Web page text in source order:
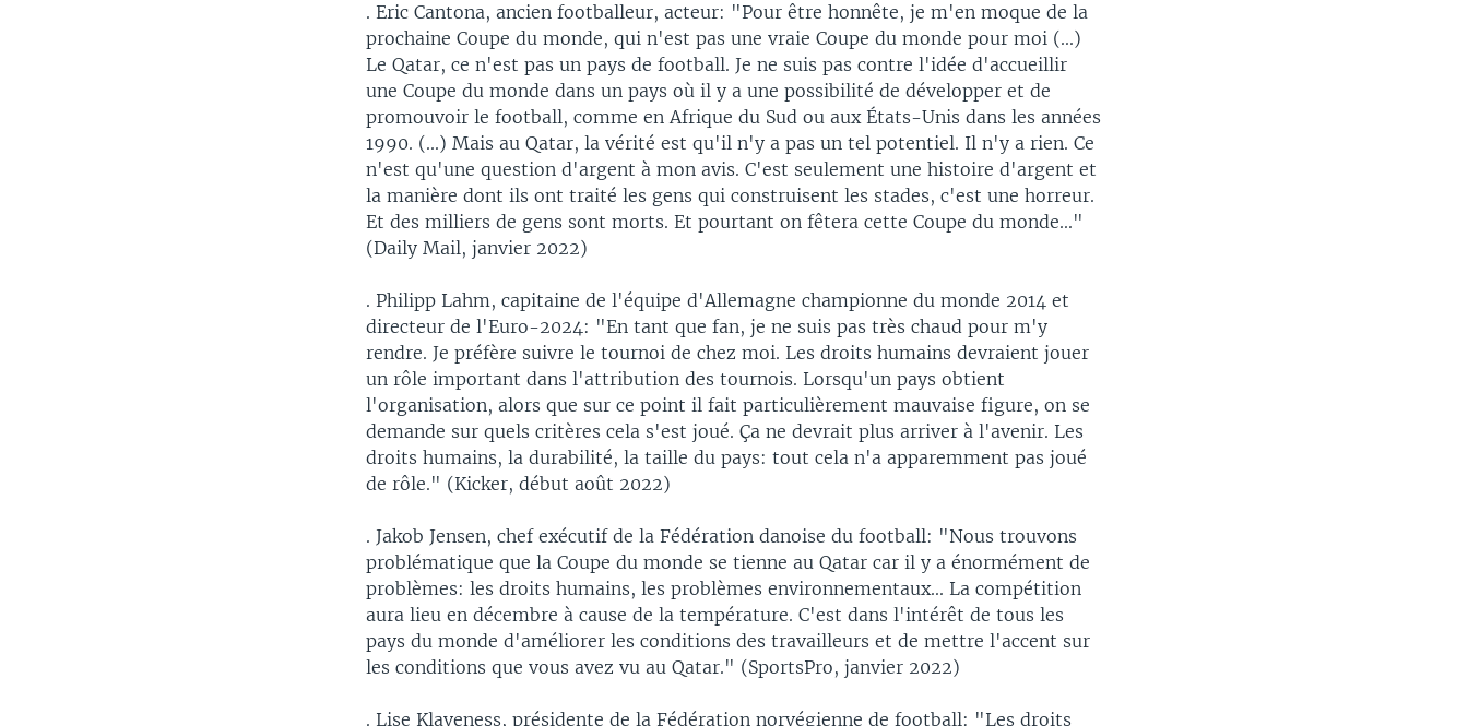
. Eric Cantona, ancien footballeur, acteur: "Pour être honnête, je m'en moque de la
prochaine Coupe du monde, qui n'est pas une vraie Coupe du monde pour moi (...)
Le Qatar, ce n'est pas un pays de football. Je ne suis pas contre l'idée d'accueillir
une Coupe du monde dans un pays où il y a une possibilité de développer et de
promouvoir le football, comme en Afrique du Sud ou aux États-Unis dans les années
1990. (...) Mais au Qatar, la vérité est qu'il n'y a pas un tel potentiel. Il n'y a rien. Ce
n'est qu'une question d'argent à mon avis. C'est seulement une histoire d'argent et
la manière dont ils ont traité les gens qui construisent les stades, c'est une horreur.
Et des milliers de gens sont morts. Et pourtant on fêtera cette Coupe du monde..."
(Daily Mail, janvier 2022)
. Philipp Lahm, capitaine de l'équipe d'Allemagne championne du monde 2014 et
directeur de l'Euro-2024: "En tant que fan, je ne suis pas très chaud pour m'y
rendre. Je préfère suivre le tournoi de chez moi. Les droits humains devraient jouer
un rôle important dans l'attribution des tournois. Lorsqu'un pays obtient
l'organisation, alors que sur ce point il fait particulièrement mauvaise figure, on se
demande sur quels critères cela s'est joué. Ça ne devrait plus arriver à l'avenir. Les
droits humains, la durabilité, la taille du pays: tout cela n'a apparemment pas joué
de rôle." (Kicker, début août 2022)
. Jakob Jensen, chef exécutif de la Fédération danoise du football: "Nous trouvons
problématique que la Coupe du monde se tienne au Qatar car il y a énormément de
problèmes: les droits humains, les problèmes environnementaux... La compétition
aura lieu en décembre à cause de la température. C'est dans l'intérêt de tous les
pays du monde d'améliorer les conditions des travailleurs et de mettre l'accent sur
les conditions que vous avez vu au Qatar." (SportsPro, janvier 2022)
. Lise Klaveness, présidente de la Fédération norvégienne de football: "Les droits